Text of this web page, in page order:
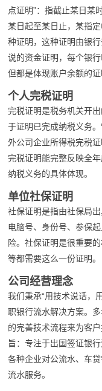
点证明”：指截止某日某
某日起至某日止，某指
种证明，这种证明由银
说的资金证明，每个银
但都是体现账户余额的证
个人完税证明
完税证明是税务机关开
于证明已完成纳税义务
外公司企业所得税完税
完税证明能完整反映全
纳税义务的具体体现。
单位社保证明
社保证明是指由社保局
电脑号、身份号、参保
险。社保证明是很重要
等都需要这么一份证明。
公司经营理念
我们秉承“用技术说话，
职银行流水解决方案。
的完善技术流程来为客
旨：专注于出国签证银
各种企业对公流水、车
流水服务。